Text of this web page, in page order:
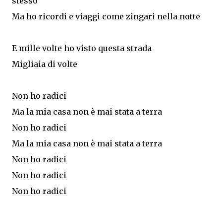
Ma ho ricordi e viaggi come zingari nella notte
E mille volte ho visto questa strada
Migliaia di volte
Non ho radici
Ma la mia casa non è mai stata a terra
Non ho radici
Ma la mia casa non è mai stata a terra
Non ho radici
Non ho radici
Non ho radici